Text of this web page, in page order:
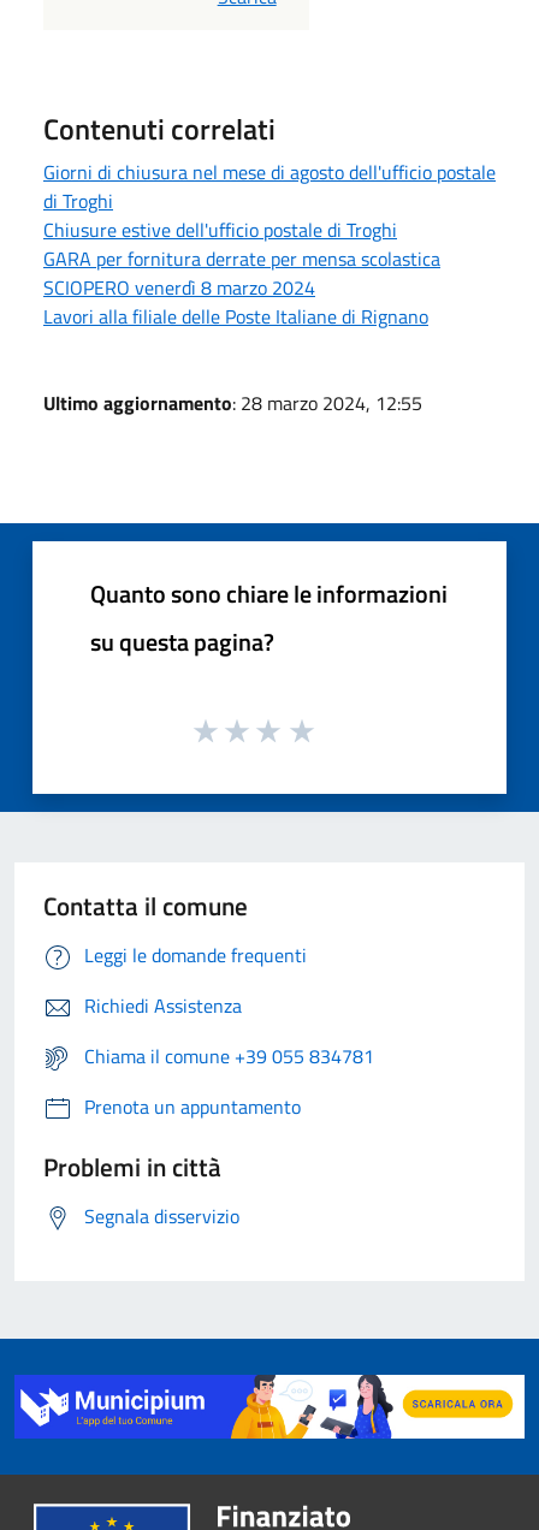
Contenuti correlati
Giorni di chiusura nel mese di agosto dell'ufficio postale
di Troghi
Chiusure estive dell'ufficio postale di Troghi
GARA per fornitura derrate per mensa scolastica
SCIOPERO venerdì 8 marzo 2024
Lavori alla filiale delle Poste Italiane di Rignano
Ultimo aggiornamento: 28 marzo 2024, 12:55
Quanto sono chiare le informazioni
su questa pagina?
Contatta il comune
Leggi le domande frequenti
Richiedi Assistenza
Chiama il comune +39 055 834781
Prenota un appuntamento
Problemi in città
Segnala disservizio